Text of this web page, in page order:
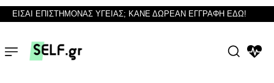
ΕΙΣΑΙ ΕΠΙΣΤΗΜΟΝΑΣ ΥΓΕΙΑΣ; ΚΑΝΕ ΔΩΡΕΑΝ ΕΓΓΡΑΦΗ ΕΔΩ!